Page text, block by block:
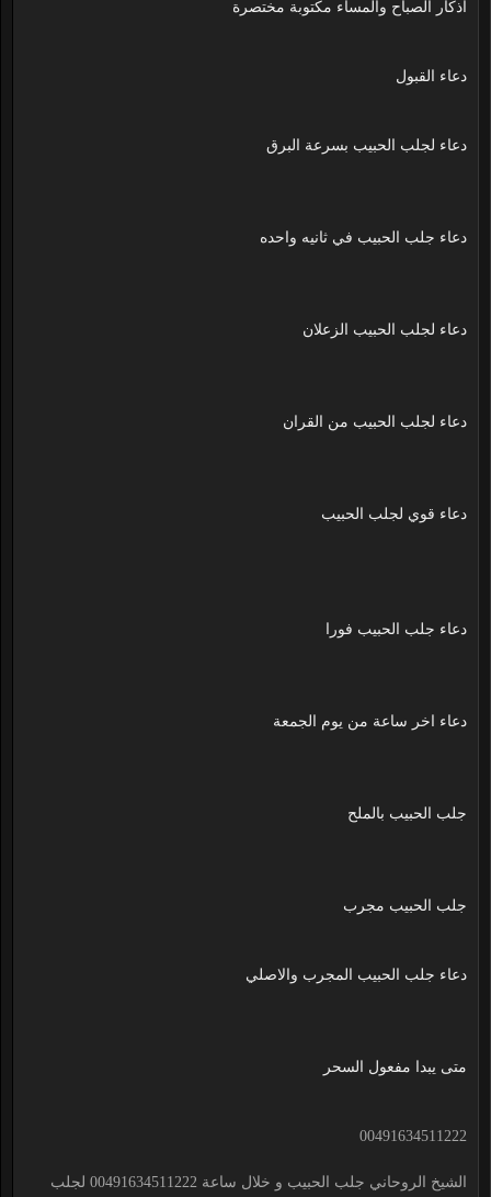
اذكار الصباح والمساء مكتوبة مختصرة
دعاء القبول
دعاء لجلب الحبيب بسرعة البرق
دعاء جلب الحبيب في ثانيه واحده
دعاء لجلب الحبيب الزعلان
دعاء لجلب الحبيب من القران
دعاء قوي لجلب الحبيب
دعاء جلب الحبيب فورا
دعاء اخر ساعة من يوم الجمعة
جلب الحبيب بالملح
جلب الحبيب مجرب
دعاء جلب الحبيب المجرب والاصلي
متى يبدا مفعول السحر
00491634511222
الشيخ الروحاني جلب الحبيب و خلال ساعة 00491634511222 لجلب